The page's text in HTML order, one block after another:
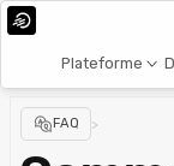
Plateforme
FAQ >